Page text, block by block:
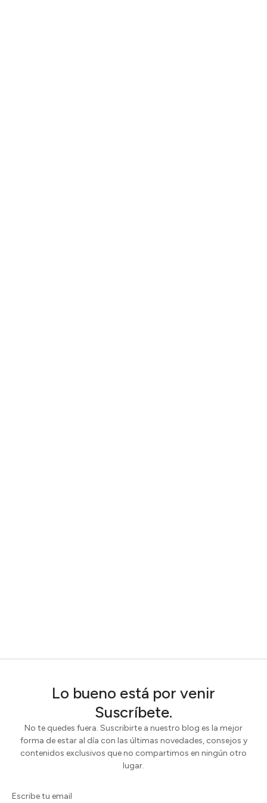
Lo bueno está por venir
Suscríbete.
No te quedes fuera. Suscribirte a nuestro blog es la mejor
forma de estar al día con las últimas novedades, consejos y
contenidos exclusivos que no compartimos en ningún otro
lugar.